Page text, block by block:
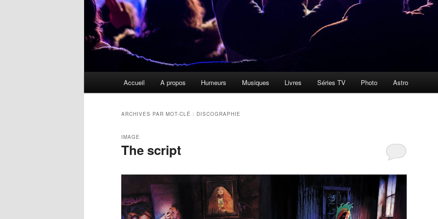
Accueil A propos Humeurs Musiques Livres Séries TV Photo Astro
ARCHIVES PAR MOT-CLÉ : DISCOGRAPHIE
The script
IMAGE